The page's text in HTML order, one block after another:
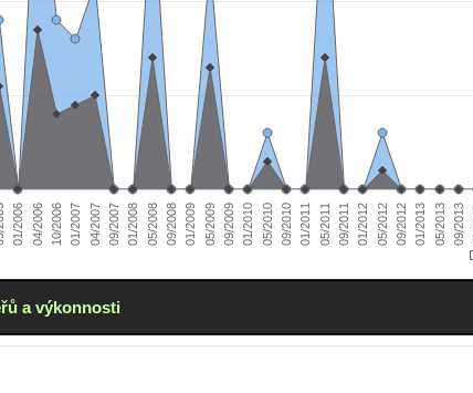
01/2006 04/2006 10/2006 01/2007 04/2007 09/2007 01/2008 05/2008 09/2008 01/2009 05/2009 09/2009 01/2010 05/2010 09/2010 01/2011 05/2011 09/2011 01/2012 05/2012 09/2012 01/2013 05/2013 09/2013
a výkonnosti